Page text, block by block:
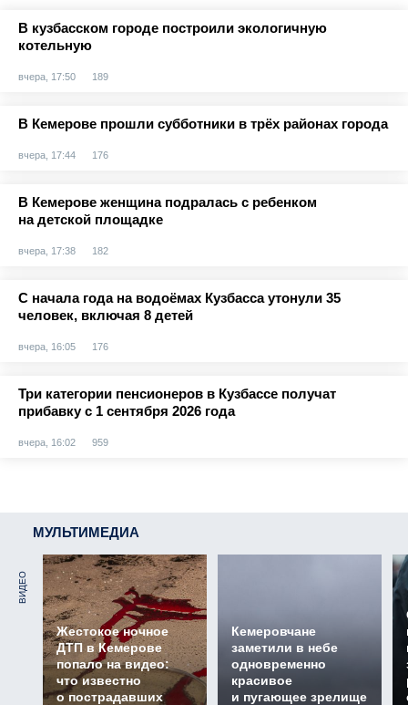
В кузбасском городе построили экологичную
котельную
вчера, 17:50 189
В Кемерове прошли субботники в трёх районах города
вчера, 17:44 176
В Кемерове женщина подралась с ребенком
на детской площадке
вчера, 17:38 182
С начала года на водоёмах Кузбасса утонули 35
человек, включая 8 детей
вчера, 16:05 176
Три категории пенсионеров в Кузбассе получат
прибавку с 1 сентября 2026 года
вчера, 16:02 959
МУЛЬТИМЕДИА
ВИДЕО
Жестокое ночное
ДТП в Кемерове
попало на видео:
что известно
о пострадавших
Кемеровчане
заметили в небе
одновременно
красивое
и пугающее зрелище